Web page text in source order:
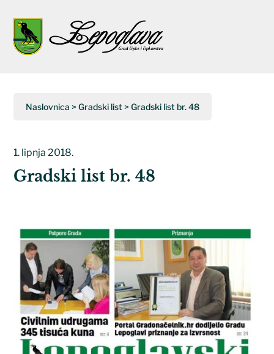
Ova
web
stranica
Open
Close
Naslovnica >Gradski list >Gradski list br. 48
1. lipnja 2018.
Gradski list br. 48